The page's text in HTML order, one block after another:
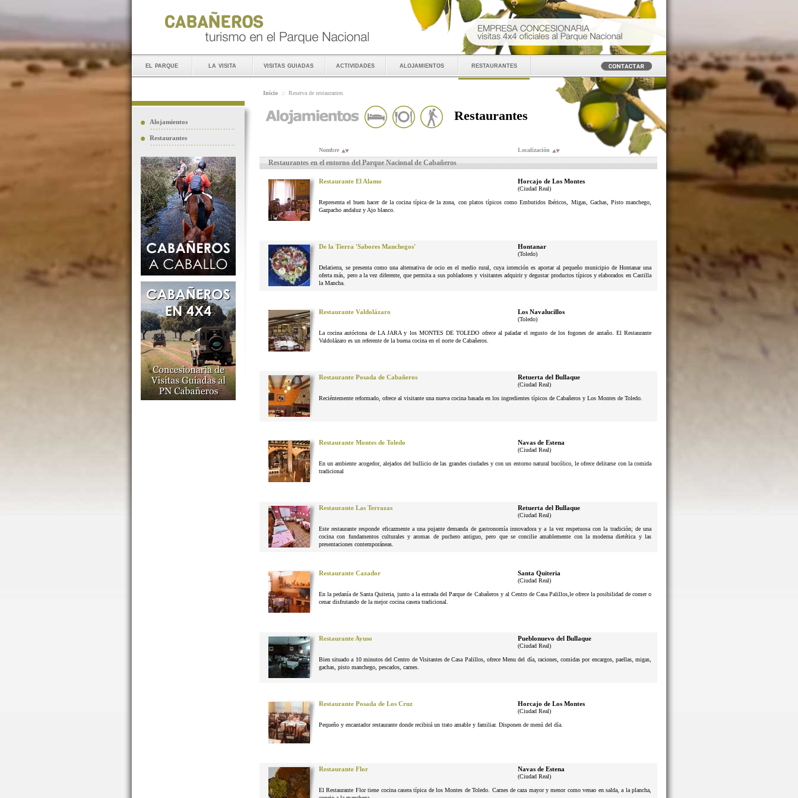
el parque la visita visitas guiadas actividades alojamientos restaurantes
Alojamientos
Restaurantes
Inicio :: Reserva de restaurantes
Restaurantes
Nombre Localización
Restaurantes en el entorno del Parque Nacional de Cabañeros
Restaurante El Alamo Horcajo de Los Montes
(Ciudad Real)
Representa el buen hacer de la cocina típica de la zona, con platos típicos como Embutidos Ibéricos, Migas, Gachas, Pisto manchego,
Gazpacho andaluz y Ajo blanco.
De la Tierra 'Sabores Manchegos' Hontanar
(Toledo)
Delatierra, se presenta como una alternativa de ocio en el medio rural, cuya intención es aportar al pequeño municipio de Hontanar una
oferta más, pero a la vez diferente, que permita a sus pobladores y visitantes adquirir y degustar productos típicos y elaborados en Castilla
la Mancha.
Restaurante Valdolázaro Los Navalucillos
(Toledo)
La cocina autóctona de LA JARA y los MONTES DE TOLEDO ofrece al paladar el regusto de los fogones de antaño. El Restaurante
Valdolázaro es un referente de la buena cocina en el norte de Cabañeros.
Restaurante Posada de Cabañeros Retuerta del Bullaque
(Ciudad Real)
Reciéntemente reformado, ofrece al visitante una nueva cocina basada en los ingredientes típicos de Cabañeros y Los Montes de Toledo.
Restaurante Montes de Toledo Navas de Estena
(Ciudad Real)
En un ambiente acogedor, alejados del bullicio de las grandes ciudades y con un entorno natural bucólico, le ofrece delitarse con la comida
tradicional
Restaurante Las Terrazas Retuerta del Bullaque
(Ciudad Real)
Este restaurante responde eficazmente a una pujante demanda de gastronomía innovadora y a la vez respetuosa con la tradición; de una
cocina con fundamentos culturales y aromas de puchero antiguo, pero que se concilie amablemente con la moderna dietética y las
presentaciones contemporáneas.
Restaurante Cazador Santa Quiteria
(Ciudad Real)
En la pedanía de Santa Quiteria, junto a la entrada del Parque de Cabañeros y al Centro de Casa Palillos,le ofrece la posibilidad de comer o
cenar disfrutando de la mejor cocina casera tradicional.
Restaurante Ayuso Pueblonuevo del Bullaque
(Ciudad Real)
Bien situado a 10 minutos del Centro de Visitantes de Casa Palillos, ofrece Menu del día, raciones, comidas por encargos, paellas, migas,
gachas, pisto manchego, pescados, carnes.
Restaurante Posada de Los Cruz Horcajo de Los Montes
(Ciudad Real)
Pequeño y encantador restaurante donde recibirá un trato amable y familiar. Disponen de menú del día.
Restaurante Flor Navas de Estena
(Ciudad Real)
El Restaurante Flor tiene cocina casera típica de los Montes de Toledo. Carnes de caza mayor y menor como venao en salda, a la plancha,